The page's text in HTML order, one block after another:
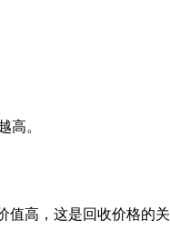
高。
值高，这是回收价格的关